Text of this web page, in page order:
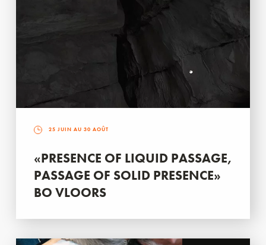
25 JUIN AU 30 AOÛT
«PRESENCE OF LIQUID PASSAGE,
PASSAGE OF SOLID PRESENCE»
BO VLOORS